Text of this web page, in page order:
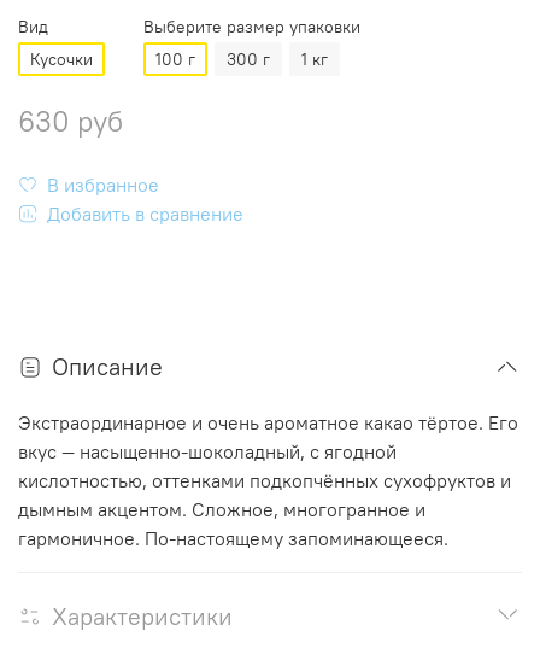
Вид
Кусочки
Выберите размер упаковки
100 г
300 г 1 кг
630 руб
В избранное
Добавить в сравнение
Описание
Экстраординарное и очень ароматное какао тёртое. Его
вкус — насыщенно-шоколадный, с ягодной
кислотностью, оттенками подкопчённых сухофруктов и
дымным акцентом. Сложное, многогранное и
гармоничное. По-настоящему запоминающееся.
Характеристики